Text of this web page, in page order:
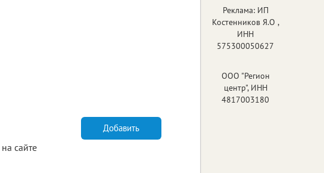
сайте
Добавить
Реклама: ИП
Костенников Я.О ,
ИНН
575300050627
ООО "Регион
центр", ИНН
4817003180